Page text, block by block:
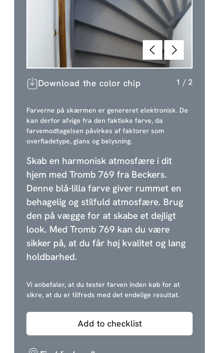
ForrigeNæste
Download the color chip 1 / 2
Farverne på skærmen er genereret elektronisk. De
kan derfor afvige fra den faktiske farve, da
farvemodtagelsen påvirkes af faktorer som
overfladetype, glans og belysning.
Skab en harmonisk atmosfære i dit
hjem med Tromb 769 fra Beckers.
Denne blå-lilla farve giver rummet en
behagelig og stilfuld atmosfære. Brug
den på vægge for at skabe et dejligt
look. Med Tromb 769 kan du være
sikker på, at du får høj kvalitet og lang
holdbarhed.
Vi anbefaler, at du tester farven inden køb for at
sikre, at du er tilfreds med det endelige resultat.
Add to checklist